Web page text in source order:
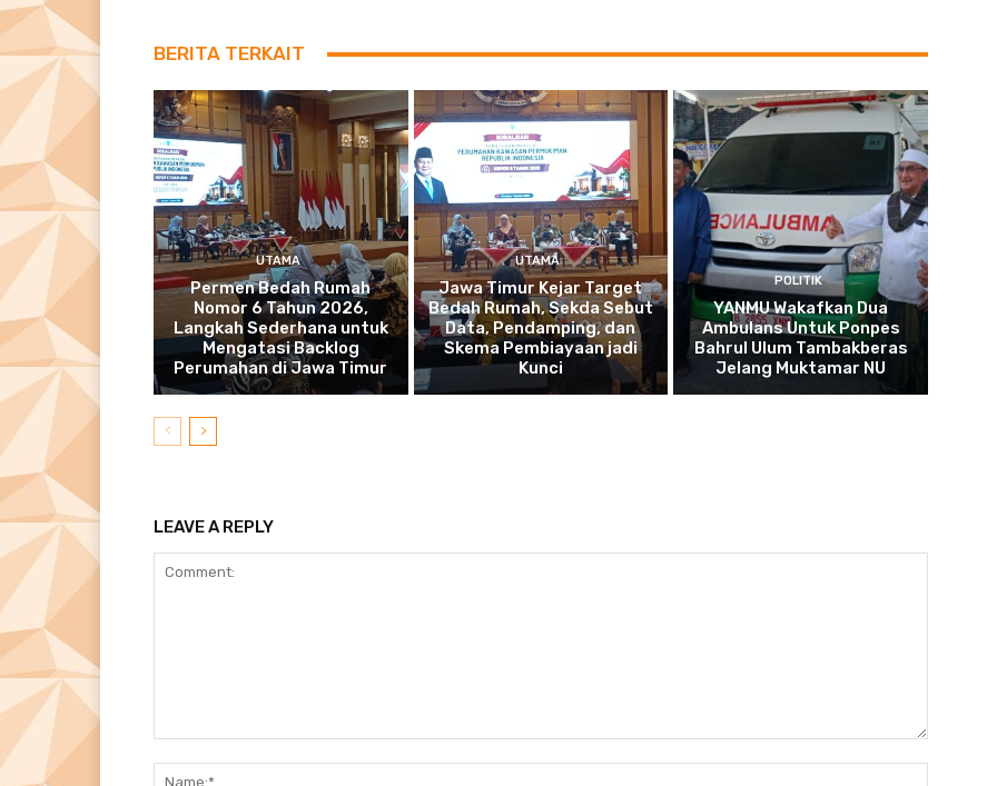
BERITA TERKAIT
UTAMA
Permen Bedah Rumah
Nomor 6 Tahun 2026,
Langkah Sederhana untuk
Mengatasi Backlog
Perumahan di Jawa Timur
UTAMA
Jawa Timur Kejar Target
Bedah Rumah, Sekda Sebut
Data, Pendamping, dan
Skema Pembiayaan jadi
Kunci
POLITIK
YANMU Wakafkan Dua
Ambulans Untuk Ponpes
Bahrul Ulum Tambakberas
Jelang Muktamar NU
LEAVE A REPLY